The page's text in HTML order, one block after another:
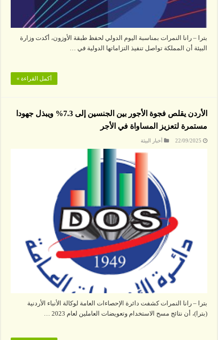
بترا – رانا النمرات بمناسبة اليوم الدولي لحفظ طبقة الأوزون، أكدت وزارة
البيئة أن المملكة تواصل تنفيذ التزاماتها الدولية في …
أكمل القراءة »
الأردن يقلص فجوة الأجور بين الجنسين إلى 7.3% ويبذل جهودا
مستمرة لتعزيز المساواة في الأجر
22/09/2025 أخبار البيئة
بترا – رانا النمرات كشفت دائرة الإحصاءات العامة لوكالة الأنباء الأردنية
(بترا)، أن نتائج مسح الاستخدام وتعويضات العاملين لعام 2023 …